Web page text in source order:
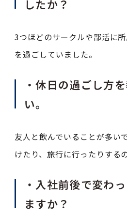
したか？
3つほどのサークルや部活に
を過ごしていました。
・休日の過ごし方
い。
友人と飲んでいることが多い
けたり、旅行に行ったりする
・入社前後で変わ
ますか？